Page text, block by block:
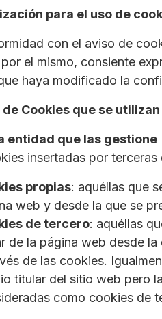
para el uso de
con el aviso de
el mismo, consiente
haya modificado la
de Cookies que se utilizan
entidad que las gestione
insertadas por
propias: aquéllas que
web y desde la que se
de tercero: aquéllas
de la página web desde
de las cookies.
titular del sitio web pero
como cookies de